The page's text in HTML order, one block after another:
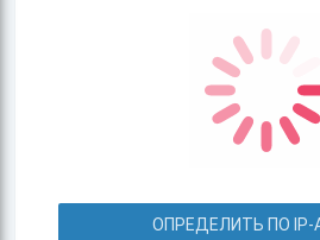
ОПРЕДЕЛИТЬ ПО